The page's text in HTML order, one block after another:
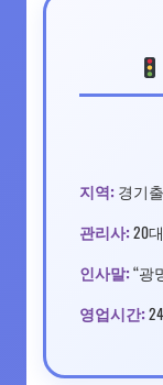
지역: 경기
관리사: 20대
인사말: “광
영업시간: